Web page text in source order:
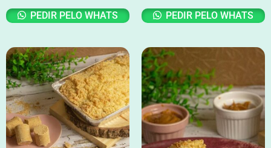
PEDIR PELO WHATS PEDIR PELO WHATS